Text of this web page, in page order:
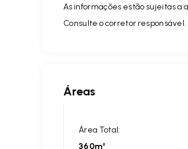
As informações estão sujeitas a
Consulte o corretor responsável.
Áreas
Área Total:
360m²